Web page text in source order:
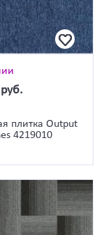
руб.
плитка Output
4219010